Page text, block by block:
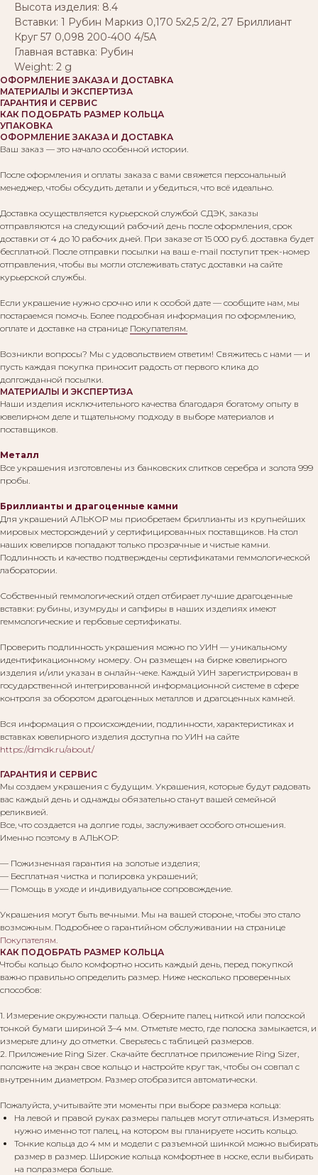
Высота изделия: 8.4
Вставки: 1 Рубин Маркиз 0,170 5х2,5 2/2, 27 Бриллиант
Круг 57 0,098 200-400 4/5А
Главная вставка: Рубин
Weight: 2 g
ОФОРМЛЕНИЕ ЗАКАЗА И ДОСТАВКА
МАТЕРИАЛЫ И ЭКСПЕРТИЗА
ГАРАНТИЯ И СЕРВИС
КАК ПОДОБРАТЬ РАЗМЕР КОЛЬЦА
УПАКОВКА
ОФОРМЛЕНИЕ ЗАКАЗА И ДОСТАВКА
Ваш заказ — это начало особенной истории.
После оформления и оплаты заказа с вами свяжется персональный
менеджер, чтобы обсудить детали и убедиться, что всё идеально.
Доставка осуществляется курьерской службой СДЭК, заказы
отправляются на следующий рабочий день после оформления, срок
доставки от 4 до 10 рабочих дней. При заказе от 15 000 руб. доставка будет
бесплатной. После отправки посылки на ваш e-mail поступит трек-номер
отправления, чтобы вы могли отслеживать статус доставки на сайте
курьерской службы.
Если украшение нужно срочно или к особой дате — сообщите нам, мы
постараемся помочь. Более подробная информация по оформлению,
оплате и доставке на странице Покупателям.
Возникли вопросы? Мы с удовольствием ответим! Свяжитесь с нами — и
пусть каждая покупка приносит радость от первого клика до
долгожданной посылки.
МАТЕРИАЛЫ И ЭКСПЕРТИЗА
Наши изделия исключительного качества благодаря богатому опыту в
ювелирном деле и тщательному подходу в выборе материалов и
поставщиков.
Металл
Все украшения изготовлены из банковских слитков серебра и золота 999
пробы.
Бриллианты и драгоценные камни
Для украшений АЛЬКОР мы приобретаем бриллианты из крупнейших
мировых месторождений у сертифицированных поставщиков. На стол
наших ювелиров попадают только прозрачные и чистые камни.
Подлинность и качество подтверждены сертификатами геммологической
лаборатории.
Собственный геммологический отдел отбирает лучшие драгоценные
вставки: рубины, изумруды и сапфиры в наших изделиях имеют
геммологические и гербовые сертификаты.
Проверить подлинность украшения можно по УИН — уникальному
идентификационному номеру. Он размещен на бирке ювелирного
изделия и/или указан в онлайн-чеке. Каждый УИН зарегистрирован в
государственной интегрированной информационной системе в сфере
контроля за оборотом драгоценных металлов и драгоценных камней.
Вся информация о происхождении, подлинности, характеристиках и
вставках ювелирного изделия доступна по УИН на сайте
https://dmdk.ru/about/
ГАРАНТИЯ И СЕРВИС
Мы создаем украшения с будущим. Украшения, которые будут радовать
вас каждый день и однажды обязательно станут вашей семейной
реликвией.
Все, что создается на долгие годы, заслуживает особого отношения.
Именно поэтому в АЛЬКОР:
— Пожизненная гарантия на золотые изделия;
— Бесплатная чистка и полировка украшений;
— Помощь в уходе и индивидуальное сопровождение.
Украшения могут быть вечными. Мы на вашей стороне, чтобы это стало
возможным. Подробнее о гарантийном обслуживании на странице
Покупателям.
КАК ПОДОБРАТЬ РАЗМЕР КОЛЬЦА
Чтобы кольцо было комфортно носить каждый день, перед покупкой
важно правильно определить размер. Ниже несколько проверенных
способов:
1. Измерение окружности пальца. Оберните палец ниткой или полоской
тонкой бумаги шириной 3–4 мм. Отметьте место, где полоска замыкается, и
измерьте длину до отметки. Сверьтесь с таблицей размеров.
2. Приложение Ring Sizer. Скачайте бесплатное приложение Ring Sizer,
положите на экран свое кольцо и настройте круг так, чтобы он совпал с
внутренним диаметром. Размер отобразится автоматически.
Пожалуйста, учитывайте эти моменты при выборе размера кольца:
На левой и правой руках размеры пальцев могут отличаться. Измерять
нужно именно тот палец, на котором вы планируете носить кольцо.
Тонкие кольца до 4 мм и модели с разъемной шинкой можно выбирать
размер в размер. Широкие кольца комфортнее в носке, если выбирать
на полразмера больше.